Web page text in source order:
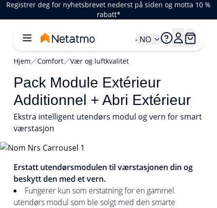
Registrer deg for nyhetsbrevet nederst på siden og motta 10 %
rabatt*
- NO
Hjem Comfort Vær og luftkvalitet
Pack Module Extérieur
Additionnel + Abri Extérieur
Ekstra intelligent utendørs modul og vern for smart
værstasjon
Erstatt utendørsmodulen til værstasjonen din og
beskytt den med et vern.
Fungerer kun som erstatning for en gammel
utendørs modul som ble solgt med den smarte